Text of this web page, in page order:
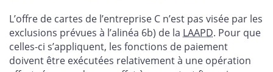
L’offre de cartes de l’entreprise C n’est pas visée par les
exclusions prévues à l’alinéa 6b) de la LAAPD. Pour que
celles-ci s’appliquent, les fonctions de paiement
doivent être exécutées relativement à une opération